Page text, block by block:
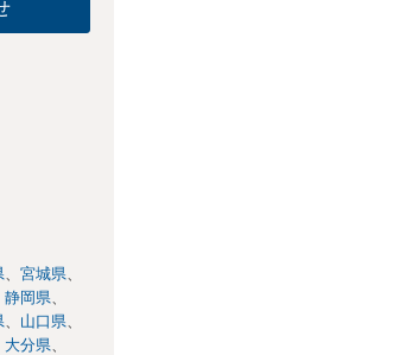
宮城県
静岡県
山口県
大分県